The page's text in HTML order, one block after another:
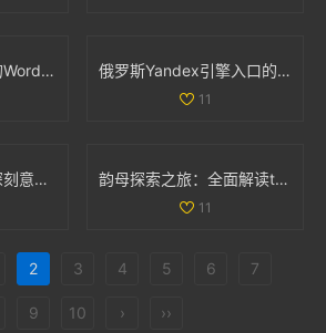
轻松搭建永久免费的WordPress网站全攻略与实用技巧 俄罗斯Yandex引擎入口的详细解析与使用指南
11
聚餐时相互依赖的深刻意义与人际关系探讨 韵母探索之旅：全面解读t系列102章的音韵奥秘
11
2 3 4 5 6 7
9 10 › ››